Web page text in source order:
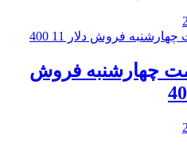
چهارشنبه فروش